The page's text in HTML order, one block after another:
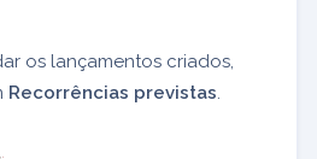
os lançamentos criados,
Recorrências previstas.